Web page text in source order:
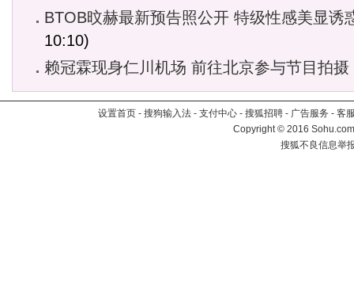
BTOB旼赫最新预告照公开 特级性感美显诱
10:10)
赖冠霖现身仁川机场 前往北京参与节目拍摄
设置首页 - 搜狗输入法 - 支付中心 - 搜狐招聘 - 广告服务 - 客
Copyright©2016
搜狐不良信息举